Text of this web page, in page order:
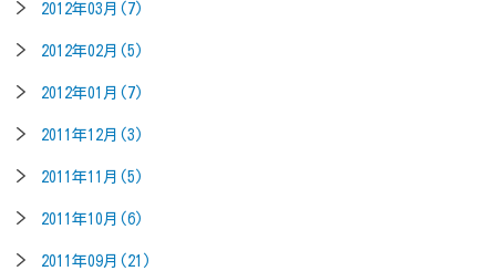
2012年03月(7)
2012年02月(5)
2012年01月(7)
2011年12月(3)
2011年11月(5)
2011年10月(6)
2011年09月(21)